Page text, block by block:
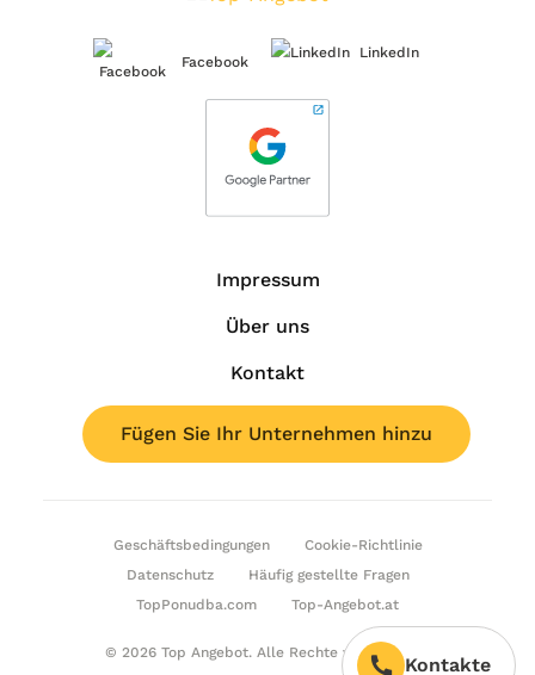
Kontakte
Facebook
LinkedIn
Impressum
Über uns
Kontakt
Fügen Sie Ihr Unternehmen hinzu
Geschäftsbedingungen
Cookie-Richtlinie
Datenschutz
Häufig gestellte Fragen
TopPonudba.com
Top-Angebot.at
© 2026 Top Angebot. Alle Rechte vorbehalten.